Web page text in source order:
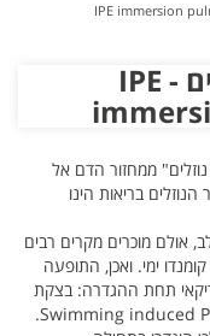
בצקת ריאות בחשיפה למים - IPE
ממחזור הדם אל
בריאות הינו
אולם מוכרים מקרים רבים
ימי. ואכן, התופעה
תחת ההגדרה: בצקת